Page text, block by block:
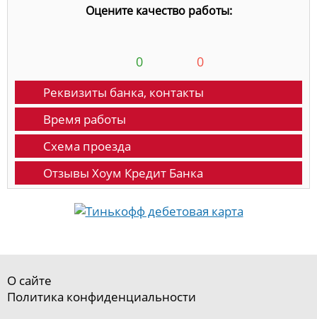
Оцените качество работы:
0 0
Реквизиты банка, контакты
Время работы
Схема проезда
Отзывы Хоум Кредит Банка
О сайте
Политика конфиденциальности